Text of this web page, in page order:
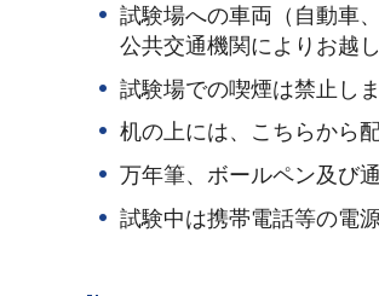
試験場への車両（自動車
公共交通機関によりお越
試験場での喫煙は禁止しま
机の上には、こちらから
万年筆、ボールペン及び
試験中は携帯電話等の電